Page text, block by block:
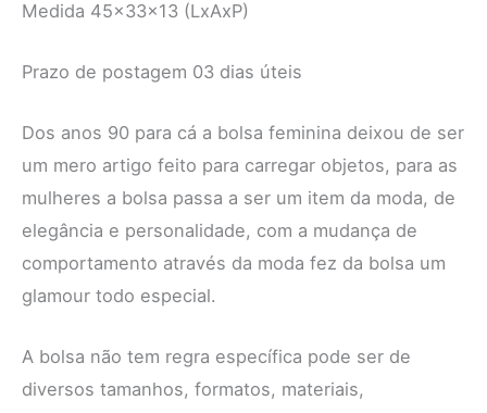
Medida 45x33x13 (LxAxP)
Prazo de postagem 03 dias úteis
Dos anos 90 para cá a bolsa feminina deixou de ser
um mero artigo feito para carregar objetos, para as
mulheres a bolsa passa a ser um item da moda, de
elegância e personalidade, com a mudança de
comportamento através da moda fez da bolsa um
glamour todo especial.
A bolsa não tem regra específica pode ser de
diversos tamanhos, formatos, materiais,